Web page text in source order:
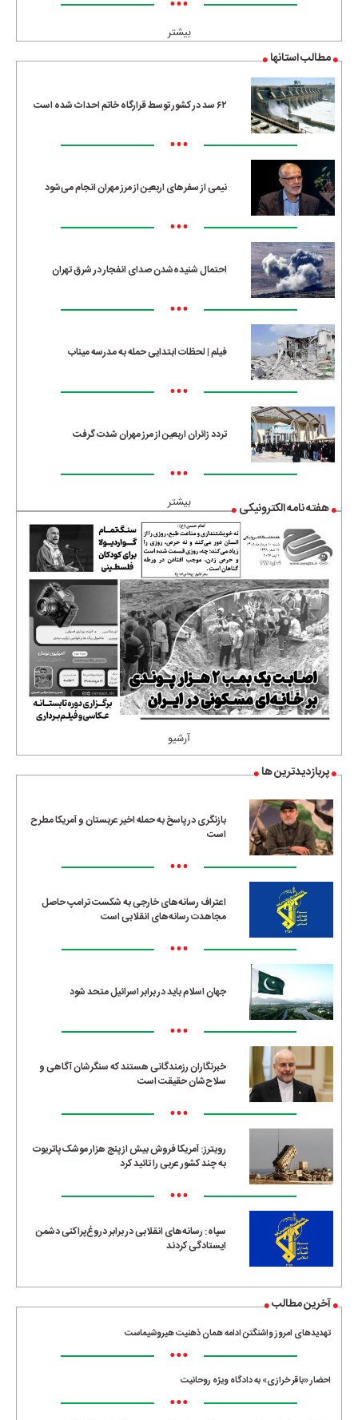
•••
بیشتر
مطالب استانها
۶۲ سد در کشور توسط قرارگاه خاتم احداث شده است
•••
نیمی از سفرهای اربعین از مرز مهران انجام می‌شود
•••
احتمال شنیده‌شدن صدای انفجار در شرق تهران
•••
فیلم | لحظات ابتدایی حمله به مدرسه میناب
•••
تردد زائران اربعین از مرز مهران شدت گرفت
•••
بیشتر هفته نامه الکترونیکی
آرشیو
پربازدیدترین ها
بازنگری در پاسخ به حمله اخیر عربستان و آمریکا مطرح
است
•••
اعتراف رسانه‌های خارجی به شکست ترامپ حاصل
مجاهدت رسانه‌های انقلابی است
•••
جهان اسلام باید در برابر اسرائیل متحد شود
•••
خبرنگاران رزمندگانی هستند که سنگرشان آگاهی و
سلاح‌شان حقیقت است
•••
رویترز: آمریکا فروش بیش از پنج هزار موشک پاتریوت
به چند کشور عربی را تائید کرد
•••
سپاه: رسانه‌های انقلابی در برابر دروغ‌پراکنی دشمن
ایستادگی کردند
آخرین مطالب
تهدیدهای امروز واشنگتن ادامه همان ذهنیت هیروشیماست
•••
احضار «باقر خرازی» به دادگاه ویژه روحانیت
•••